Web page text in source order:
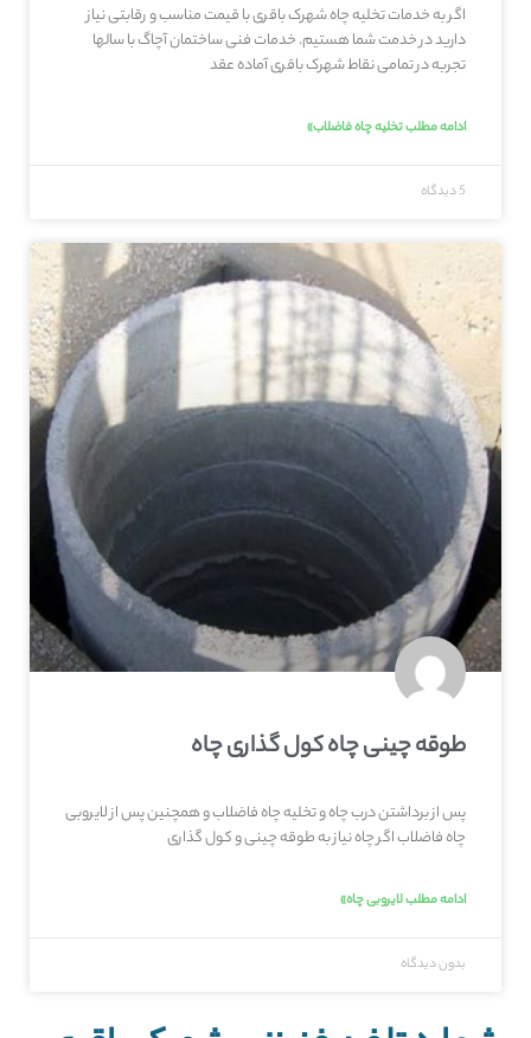
اگر به خدمات تخلیه چاه شهرک باقری با قیمت مناسب و رقابتی نیاز
دارید در خدمت شما هستیم. خدمات فنی ساختمان آچاگ با سالها
تجربه در تمامی نقاط شهرک باقری آماده عقد
ادامه مطلب تخلیه چاه فاضلاب»
5 دیدگاه
طوقه چینی چاه کول گذاری چاه
پس از برداشتن درب چاه و تخلیه چاه فاضلاب و همچنین پس از لایروبی
چاه فاضلاب اگر چاه نیاز به طوقه چینی و کول گذاری
ادامه مطلب لایروبی چاه»
بدون دیدگاه